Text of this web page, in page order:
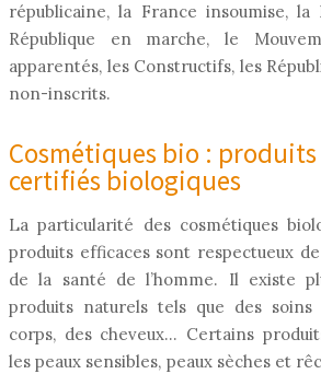
républicaine, la France insoumise, la
République en marche, le
apparentés, les Constructifs, les
non-inscrits.
Cosmétiques bio :
certifiés biologiques
La particularité des cosmétiques
produits efficaces sont respectueux
de la santé de l’homme. Il existe
produits naturels tels que des soins
corps, des cheveux… Certains
les peaux sensibles, peaux sèches et